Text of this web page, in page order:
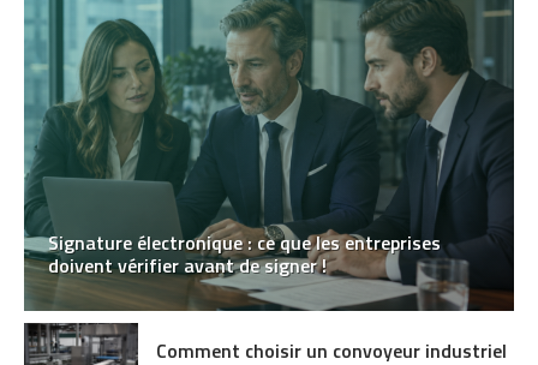
Signature électronique : ce que les entreprises
doivent vérifier avant de signer !
Comment choisir un convoyeur industriel